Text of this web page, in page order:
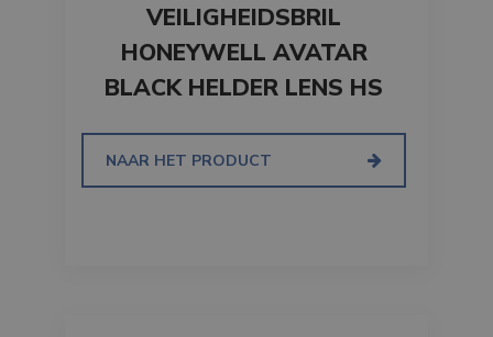
VEILIGHEIDSBRIL
HONEYWELL AVATAR
BLACK HELDER LENS HS
NAAR HET PRODUCT